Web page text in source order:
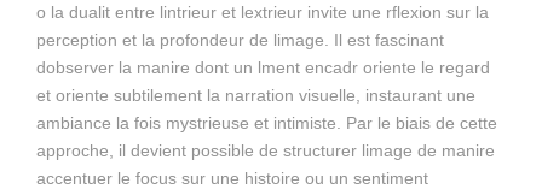
o la dualit entre lintrieur et lextrieur invite une rflexion sur la
perception et la profondeur de limage. Il est fascinant
dobserver la manire dont un lment encadr oriente le regard
et oriente subtilement la narration visuelle, instaurant une
ambiance la fois mystrieuse et intimiste. Par le biais de cette
approche, il devient possible de structurer limage de manire
accentuer le focus sur une histoire ou un sentiment